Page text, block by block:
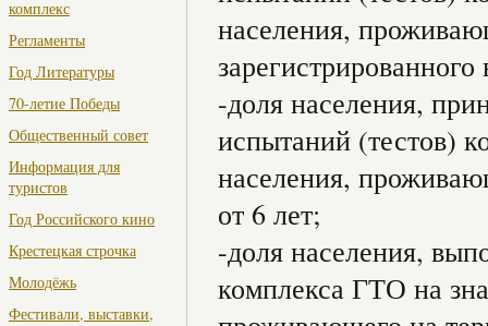
комплекс
Регламенты
Год Литературы
70-летие Победы
Общественный совет
Информация для
туристов
Год Российского кино
Крестецкая строчка
Молодёжь
Фестивали, выставки,
населения,
-доля населения,
испытаний (тестов)
населения,
от 6 лет;
-доля населения,
комплекса ГТО на